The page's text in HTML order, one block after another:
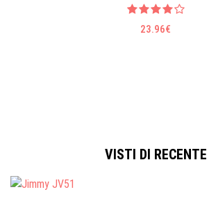
23.96€
VISTI DI RECENTE